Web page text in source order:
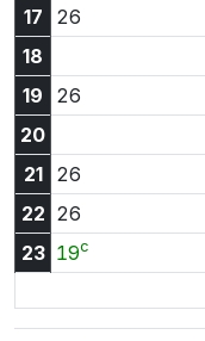
17
26
18
19
26
20
21
26
22 26
23 19c